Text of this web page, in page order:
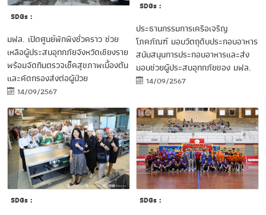
SDGs :
มฟล. เปิดศูนย์พักพิงชั่วคราว ช่วย
เหลือผู้ประสบอุทกภัยจังหวัดเชียงราย
พร้อมจัดทีมตรวจเช็คสุขภาพเบื้องต้น
และคัดกรองส่งต่อผู้ป่วย
14/09/2567
SDGs :
ประธานกรรมการเครือเจริญ
โภคภัณฑ์ มอบวัตถุดิบประกอบอาหาร
สนับสนุนการประกอบอาหารและส่ง
มอบช่วยผู้ประสบอุทกภัยของ มฟล.
14/09/2567
SDGs : SDGs :